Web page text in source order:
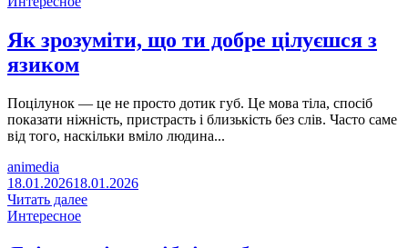
Як зрозуміти, що ти добре цілуєшся з
язиком
Поцілунок — це не просто дотик губ. Це мова тіла, спосіб
показати ніжність, пристрасть і близькість без слів. Часто саме
від того, наскільки вміло людина...
animedia
18.01.202618.01.2026
Читать далее
Интересное